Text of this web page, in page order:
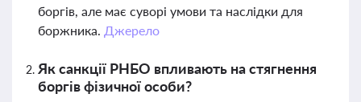
боргів, але має суворі умови та наслідки для
боржника. Джерело
Як санкції РНБО впливають на стягнення
боргів фізичної особи?